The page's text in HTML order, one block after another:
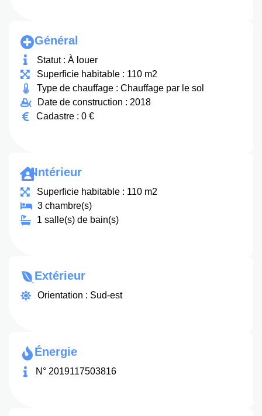
Général
Statut : À louer
Superficie habitable : 110 m2
Type de chauffage : Chauffage par le sol
Date de construction : 2018
Cadastre : 0 €
Intérieur
Superficie habitable : 110 m2
3 chambre(s)
1 salle(s) de bain(s)
Extérieur
Orientation : Sud-est
Énergie
N° 2019117503816